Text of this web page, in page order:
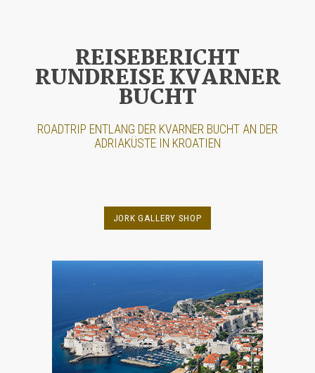
REISEBERICHT
RUNDREISE KVARNER
BUCHT
ROADTRIP ENTLANG DER KVARNER BUCHT AN DER
ADRIAKÜSTE IN KROATIEN
JORK GALLERY SHOP